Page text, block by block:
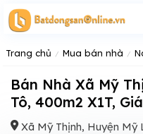
Trang chủ Mua bán nhà
Bán Nhà Xã Mỹ Thịnh,Huyện Mỹ Lộc, Ô
Tô, 400m2 X1T,
Xã Mỹ Thịnh, Huyện Mỹ